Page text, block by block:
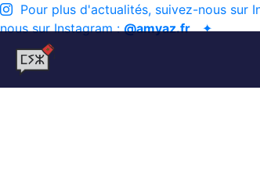
Pour plus d'actualités, suivez-nous sur
nous sur Instagram :@amyaz.fr✦